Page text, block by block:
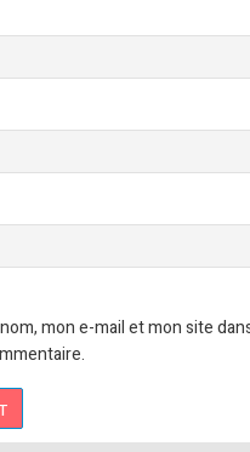
mon e-mail et mon site